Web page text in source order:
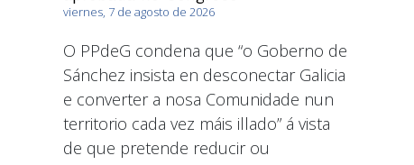
viernes, 7 de agosto de 2026
O PPdeG condena que “o Goberno de
Sánchez insista en desconectar Galicia
e converter a nosa Comunidade nun
territorio cada vez máis illado” á vista
de que pretende reducir ou